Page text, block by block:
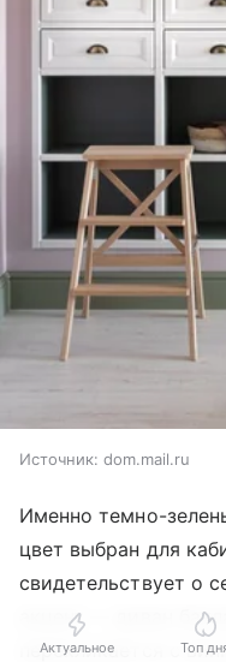
Источник: dom.mail.ru
Именно темно-
цвет выбран для
свидетельствует о
акцент — диван
перекликается с
Актуальное Топ